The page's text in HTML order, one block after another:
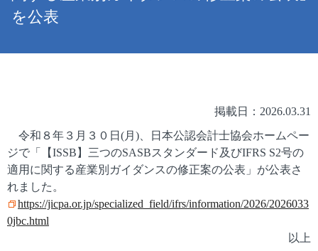
を公表
掲載日：2026.03.31
令和８年３月３０日(月)、日本公認会計士協会ホームペー
ジで「【ISSB】三つのSASBスタンダード及びIFRS S2号の
適用に関する産業別ガイダンスの修正案の公表」が公表さ
れました。
https://jicpa.or.jp/specialized_field/ifrs/information/2026/2026033
0jbc.html
以上